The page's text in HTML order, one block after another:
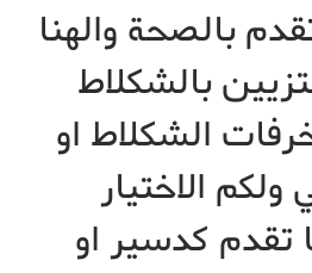
بالصحة والهنا
بالشكلاط
الشكلاط او
ولكم الاختيار
تقدم كدسير او